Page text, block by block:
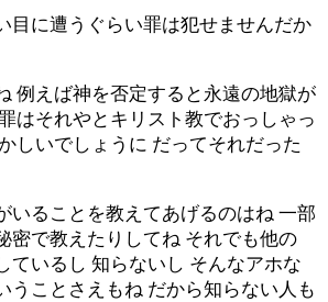
目に遭うぐらい罪は犯せませんだか
例えば神を否定すると永遠の地獄が
はそれやとキリスト教でおっしゃっ
しいでしょうに だってそれだった
いることを教えてあげるのはね 一部
密で教えたりしてね それでも他の
ているし 知らないし そんなアホな
うことさえもね だから知らない人も